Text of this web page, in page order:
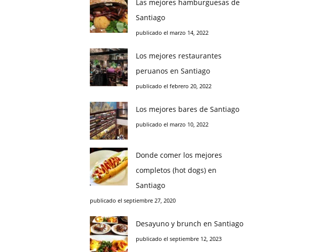
Las mejores hamburguesas de
Santiago
publicado el marzo 14, 2022
Los mejores restaurantes
peruanos en Santiago
publicado el febrero 20, 2022
Los mejores bares de Santiago
publicado el marzo 10, 2022
Donde comer los mejores
completos (hot dogs) en
Santiago
publicado el septiembre 27, 2020
Desayuno y brunch en Santiago
publicado el septiembre 12, 2023